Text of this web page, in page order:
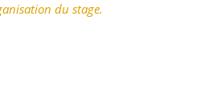
du stage.